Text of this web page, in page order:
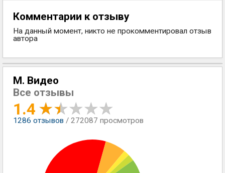
Комментарии к отзыву
На данный момент, никто не прокомментировал отзыв
автора
М. Видео
Все отзывы
1.4
1286 отзывов / 272087 просмотров